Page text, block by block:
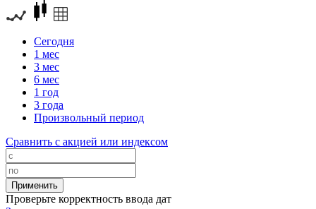
Сегодня
1 мес
3 мес
6 мес
1 год
3 года
Произвольный период
Сравнить с акцией или индексом
Проверьте корректность ввода дат